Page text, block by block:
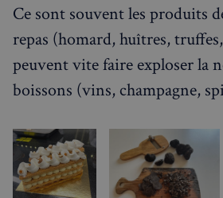
Ce sont souvent les produits
repas (homard, huîtres,
peuvent vite faire exploser la
boissons (vins, champagne,